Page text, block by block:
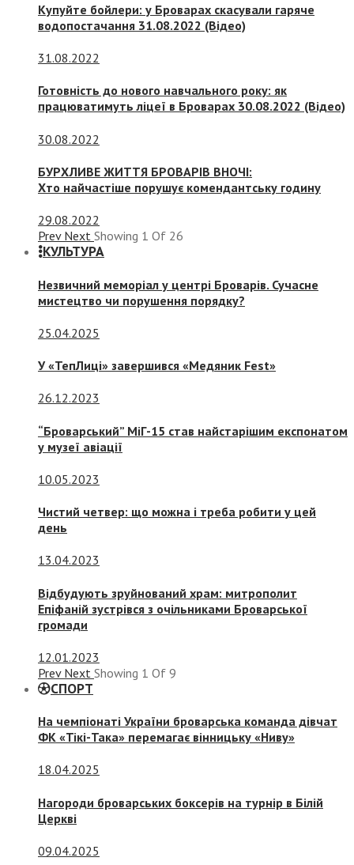
Купуйте бойлери: у Броварах скасували гаряче
водопостачання 31.08.2022 (Відео)
31.08.2022
Готовність до нового навчального року: як
працюватимуть ліцеї в Броварах 30.08.2022 (Відео)
30.08.2022
БУРХЛИВЕ ЖИТТЯ БРОВАРІВ ВНОЧІ:
Хто найчастіше порушує комендантську годину
29.08.2022
Prev Next Showing 1 Of 26
КУЛЬТУРА
Незвичний меморіал у центрі Броварів. Сучасне
мистецтво чи порушення порядку?
25.04.2025
У «ТепЛиці» завершився «Медяник Fest»
26.12.2023
“Броварський” МіГ-15 став найстарішим експонатом
у музеї авіації
10.05.2023
Чистий четвер: що можна і треба робити у цей
день
13.04.2023
Відбудують зруйнований храм: митрополит
Епіфаній зустрівся з очільниками Броварської
громади
12.01.2023
Prev Next Showing 1 Of 9
СПОРТ
На чемпіонаті України броварська команда дівчат
ФК «Тікі-Така» перемагає вінницьку «Ниву»
18.04.2025
Нагороди броварських боксерів на турнір в Білій
Церкві
09.04.2025